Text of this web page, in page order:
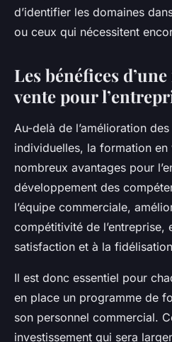
d’identifier les domaines
ou ceux qui nécessitent
Les bénéfices
vente pour
Au-delà de l’amélioration
individuelles, la formation en
nombreux avantages pour
développement des
l’équipe commerciale,
compétitivité de l’entreprise,
satisfaction et à la
Il est donc essentiel pour
en place un programme de
son personnel commercial.
investissement qui sera